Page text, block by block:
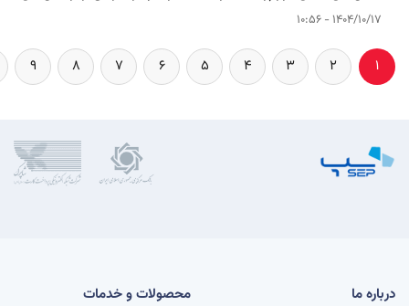
1404/10/17 - 10:56
کارتخوان و خرید آذرماه 1404 پیشتاز است.
1
2
3
4
5
6
7
8
9
درباره ما محصولات و خدمات